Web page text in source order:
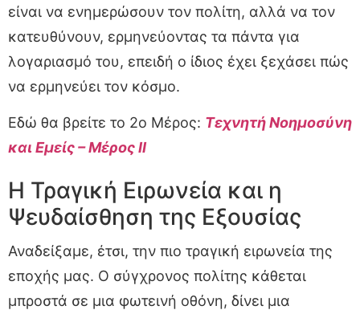
είναι να ενημερώσουν τον πολίτη, αλλά να τον
κατευθύνουν, ερμηνεύοντας τα πάντα για
λογαριασμό του, επειδή ο ίδιος έχει ξεχάσει πώς
να ερμηνεύει τον κόσμο.
Εδώ θα βρείτε το 2ο Μέρος: Τεχνητή Νοημοσύνη
και Εμείς – Μέρος ΙΙ
Η Τραγική Ειρωνεία και η
Ψευδαίσθηση της Εξουσίας
Αναδείξαμε, έτσι, την πιο τραγική ειρωνεία της
εποχής μας. Ο σύγχρονος πολίτης κάθεται
μπροστά σε μια φωτεινή οθόνη, δίνει μια